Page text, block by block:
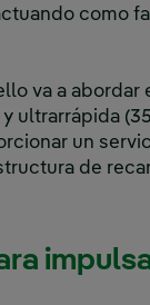
como
va a abordar
ultrarrápida
un
de